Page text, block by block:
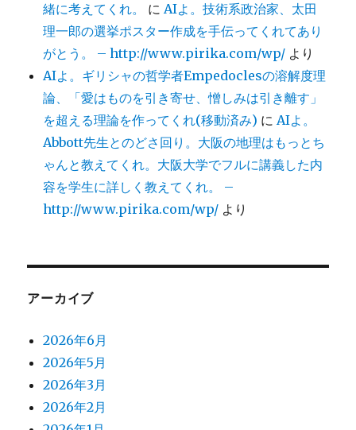
緒に考えてくれ。
にAIよ。技術系政治家、太田
理一郎の選挙ポスター作成を手伝ってくれてあり
がとう。 – http://www.pirika.com/wp/ より
AIよ。ギリシャの哲学者Empedoclesの溶解度理
論、「愛はものを引き寄せ、憎しみは引き離す」
を超える理論を作ってくれ(移動済み) にAIよ。
Abbott先生とのどさ回り。大阪の地理はもっとち
ゃんと教えてくれ。大阪大学でフルに講義した内
容を学生に詳しく教えてくれ。 –
http://www.pirika.com/wp/ より
アーカイブ
2026年6月
2026年5月
2026年3月
2026年2月